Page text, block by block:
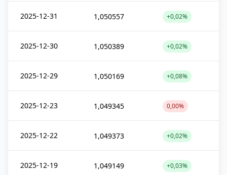
2025-12-31 1,050557 +0,02%
2025-12-30 1,050389 +0,02%
2025-12-29 1,050169 +0,08%
2025-12-23 1,049345 0,00%
2025-12-22 1,049373 +0,02%
2025-12-19 1,049149 +0,03%